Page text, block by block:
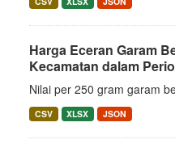
Harga Eceran Garam
Kecamatan dalam
Nilai per 250 gram garam
CSV XLSX JSON